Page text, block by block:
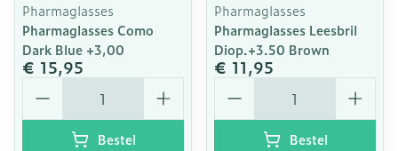
Pharmaglasses
Pharmaglasses Como
Dark Blue +3,00
€ 15,95
Aantal
Bestel
Pharmaglasses
Pharmaglasses Leesbril
Diop.+3.50 Brown
€ 11,95
Aantal
Bestel